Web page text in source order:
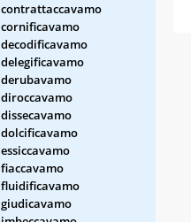
contrattaccavamo
cornificavamo
decodificavamo
delegificavamo
derubavamo
diroccavamo
dissecavamo
dolcificavamo
essiccavamo
fiaccavamo
fluidificavamo
giudicavamo